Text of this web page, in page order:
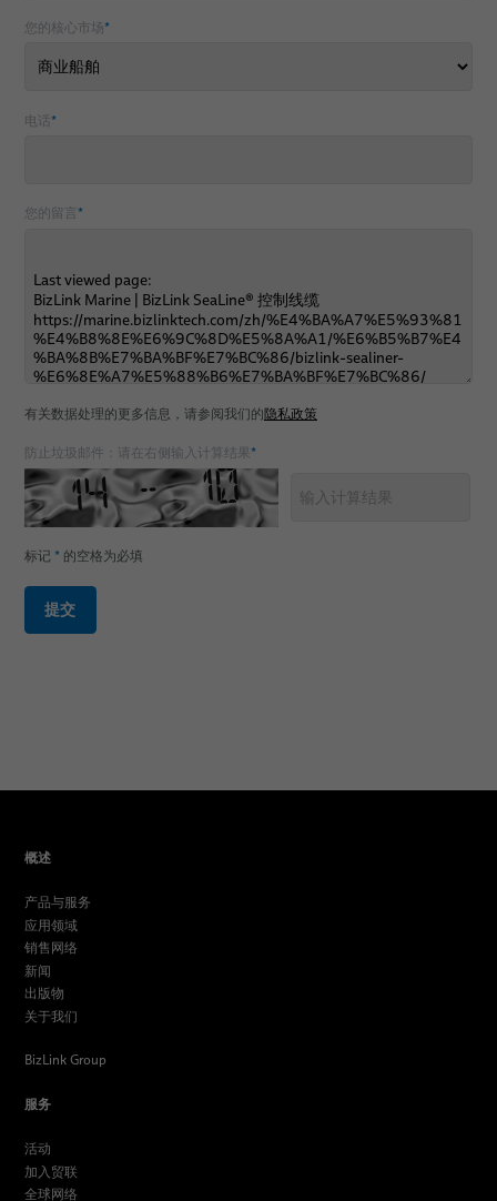
您的核心市场*
电话 *
您的留言 *
有关数据处理的更多信息，请参阅我们的隐私政策
防止垃圾邮件：请在右侧输入计算结果*
标记 * 的空格为必填
提交
概述
产品与服务
应用领域
销售网络
新闻
出版物
关于我们
BizLink Group
服务
活动
加入贸联
全球网络